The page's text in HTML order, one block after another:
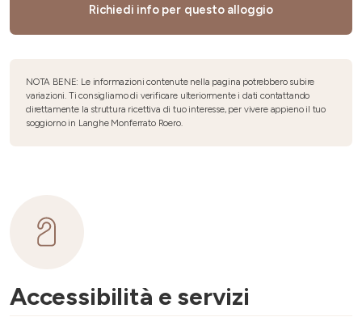
Richiedi info per questo alloggio
NOTA BENE: Le informazioni contenute nella pagina potrebbero subire
variazioni. Ti consigliamo di verificare ulteriormente i dati contattando
direttamente la struttura ricettiva di tuo interesse, per vivere appieno il tuo
soggiorno in Langhe Monferrato Roero.
Accessibilità e servizi